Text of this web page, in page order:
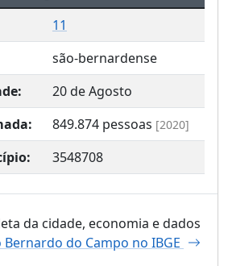
11
são-bernardense
20 de Agosto
849.874 pessoas [2020]
3548708
da cidade, economia e dados
Bernardo do Campo no IBGE